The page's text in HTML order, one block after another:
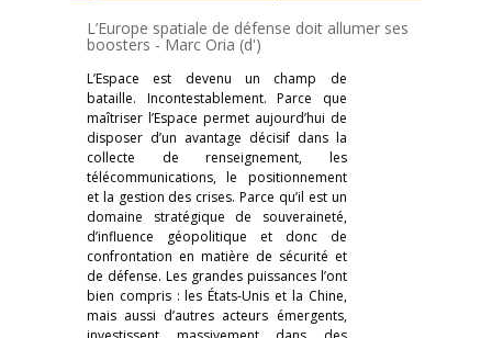
L’Europe spatiale de défense doit allumer ses
boosters -Marc Oria (d')
L’Espace est devenu un champ de
bataille. Incontestablement. Parce que
maîtriser l’Espace permet aujourd’hui de
disposer d’un avantage décisif dans la
collecte de renseignement, les
télécommunications, le positionnement
et la gestion des crises. Parce qu’il est un
domaine stratégique de souveraineté,
d’influence géopolitique et donc de
confrontation en matière de sécurité et
de défense. Les grandes puissances l’ont
bien compris : les États-Unis et la Chine,
mais aussi d’autres acteurs émergents,